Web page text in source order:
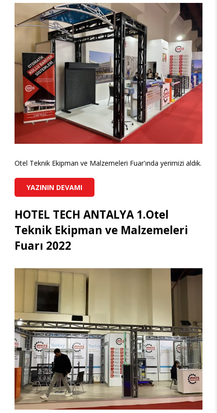
Otel Teknik Ekipman ve Malzemeleri Fuar'ında yerimizi aldık.
YAZININ DEVAMI
HOTEL TECH ANTALYA 1.Otel
Teknik Ekipman ve Malzemeleri
Fuarı 2022